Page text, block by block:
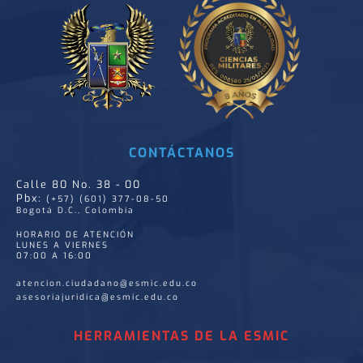
CONTÁCTANOS
Calle 80 No. 38 - 00
Pbx:
(+57) (601) 377-08-50
Bogotá D.C., Colombia
HORARIO DE ATENCIÓN
LUNES A VIERNES
07:00 A 16:00
atencion.ciudadano@esmic.edu.co
asesoriajuridica@esmic.edu.co
HERRAMIENTAS DE LA ESMIC